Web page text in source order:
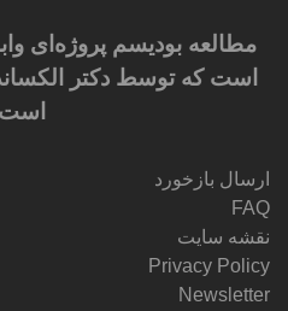
مطالعه بودیسم پروژه‌ای
است که توسط دکتر
ارسال بازخورد
FAQ
نقشه سایت
Privacy Policy
Newsletter